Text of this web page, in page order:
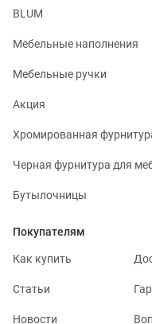
BLUM
Мебельные наполнения
Мебельные ручки
Акция
Хромированная
Черная фурнитура для
Бутылочницы
Покупателям
Как купить
Статьи
Новости